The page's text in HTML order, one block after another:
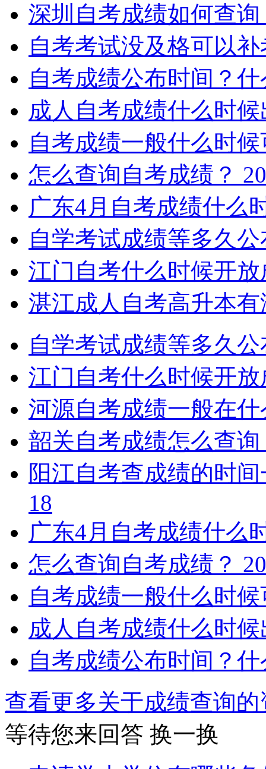
深圳自考成绩如何查询
自考考试没及格可以
自考成绩公布时间？
成人自考成绩什么时
自考成绩一般什么时
怎么查询自考成绩？
广东4月自考成绩什么
自学考试成绩等多久
江门自考什么时候开
湛江成人自考高升本
自学考试成绩等多久
江门自考什么时候开
河源自考成绩一般在
韶关自考成绩怎么查
阳江自考查成绩的时
18
广东4月自考成绩什么
怎么查询自考成绩？
自考成绩一般什么时
成人自考成绩什么时
自考成绩公布时间？
查看更多关于成绩查询
等待您来回答 换一换